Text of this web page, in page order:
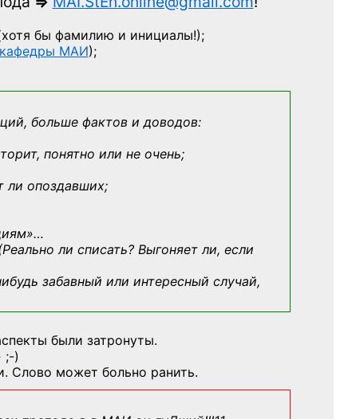
бы фамилию и инициалы!);
МАИ);
больше фактов и доводов:
понятно или не очень;
ли опоздавших;
…
ли списать? Выгоняет ли, если
забавный или интересный случай,
были затронуты.
;-)
Слово может больно ранить.